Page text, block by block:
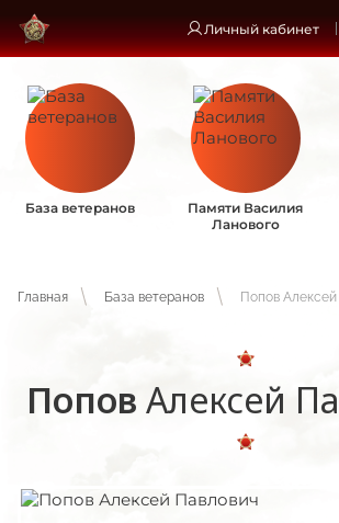
Личный кабинет
База ветеранов
Памяти Василия
Ланового
Главная База ветеранов Попов
Попов Алексей